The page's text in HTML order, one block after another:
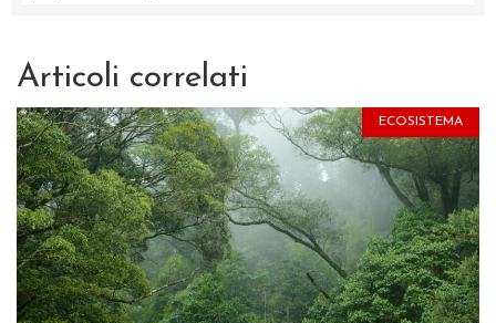
Articoli correlati
ECOSISTEMA